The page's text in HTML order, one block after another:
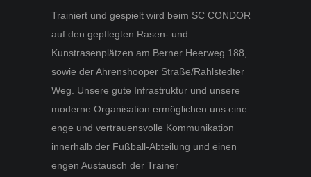
Trainiert und gespielt wird beim SC CONDOR
auf den gepflegten Rasen- und
Kunstrasenplätzen am Berner Heerweg 188,
sowie der Ahrenshooper Straße/Rahlstedter
Weg. Unsere gute Infrastruktur und unsere
moderne Organisation ermöglichen uns eine
enge und vertrauensvolle Kommunikation
innerhalb der Fußball-Abteilung und einen
engen Austausch der Trainer